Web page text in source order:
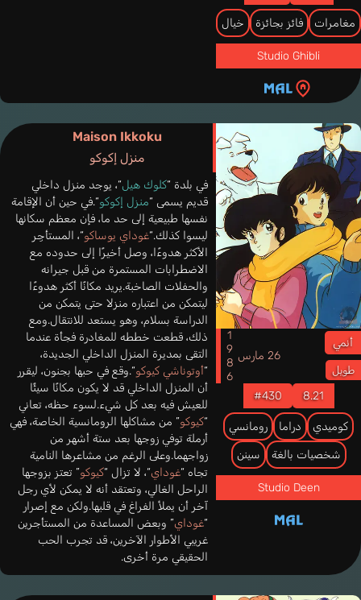
مغامرات فائز بجائزة خيال
Studio Ghibli
Maison Ikkoku
منزل إكوكو
أنمي
طويل
26 مارس 1986
8.21
#430
كوميدي دراما رومانسي
شخصيات بالغة سينن
Studio Deen
في بلدة “كلوك هيل“، يوجد منزل داخلي
قديم يسمى “منزل إكوكو“.في حين أن الإقامة
نفسها طبيعية إلى حد ما، فإن معظم سكانها
ليسوا كذلك.“غوداي يوساكو“، المستأجِر
الأكثر هدوءًا، وصل أخيرًا إلى حدوده مع
الاضطرابات المستمرة من قبل جيرانه
والحفلات الصاخبة.يريد مكانًا أكثر هدوءًا
ليتمكن من اعتباره منزلا حتى يتمكن من
الدراسة بسلام، وهو يستعد للانتقال.ومع
ذلك، قطعت خططه للمغادرة فجأة عندما
التقى بمديرة المنزل الداخلي الجديدة،
“أوتوناشي كيوكو“.وقع في حبها بجنون، ليقرر
أن المنزل الداخلي قد لا يكون مكانًا سيئًا
للعيش فيه بعد كل شيء.لسوء حظه، تعاني
“كيوكو” من مشاكلها الرومانسية الخاصة، فهي
أرملة توفي زوجها بعد ستة أشهر من
زواجهما.وعلى الرغم من مشاعرها النامية
تجاه “غوداي“، لا تزال “كيوكو” تعتز بزوجها
الراحل الغالي، وتعتقد أنه لا يمكن لأي رجل
آخر أن يملأ الفراغ في قلبها.ولكن مع إصرار
“غوداي” وبعض المساعدة من المستأجرين
غريبي الأطوار الآخرين، قد تجرب الحب
الحقيقي مرة أخرى.